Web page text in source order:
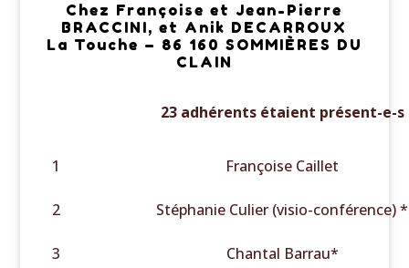
Chez Françoise et Jean-Pierre
BRACCINI, et Anik DECARROUX
La Touche – 86 160 SOMMIÈRES DU
CLAIN
23 adhérents étaient présent-e-s
1 Françoise Caillet
2 Stéphanie Culier (visio-conférence) *
3 Chantal Barrau*